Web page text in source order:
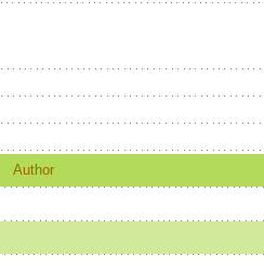
Author